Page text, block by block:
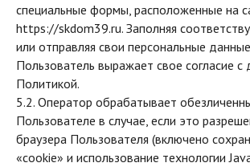
специальные формы, расположенные на
https://skdom39.ru. Заполняя
или отправляя свои персональные
Пользователь выражает свое согласие с
Политикой.
5.2. Оператор обрабатывает
Пользователе в случае, если это
браузера Пользователя (включено
«cookie» и использование технологии